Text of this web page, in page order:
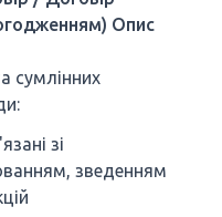
Опис
сумлінних
зі
зведенням